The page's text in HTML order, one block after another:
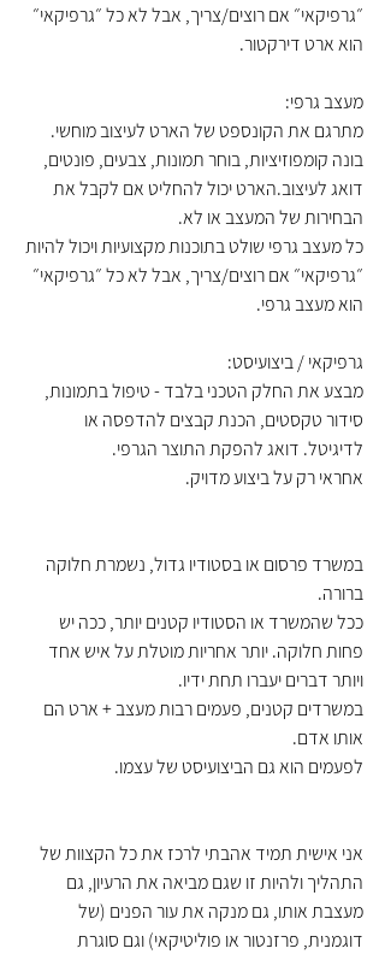
״גרפיקאי״ אם רוצים/צריך, אבל לא כל ״גרפיקאי״
הוא ארט דירקטור.
מעצב גרפי:
מתרגם את הקונספט של הארט לעיצוב מוחשי.
בונה קומפוזיציות, בוחר תמונות, צבעים, פונטים,
דואג לעיצוב.הארט יכול להחליט אם לקבל את
הבחירות של המעצב או לא.
כל מעצב גרפי שולט בתוכנות מקצועיות ויכול להיות
״גרפיקאי״ אם רוצים/צריך, אבל לא כל ״גרפיקאי״
הוא מעצב גרפי.
גרפיקאי / ביצועיסט:
מבצע את החלק הטכני בלבד - טיפול בתמונות,
סידור טקסטים, הכנת קבצים להדפסה או
לדיגיטל. דואג להפקת התוצר הגרפי.
אחראי רק על ביצוע מדויק.
במשרד פרסום או בסטודיו גדול, נשמרת חלוקה
ברורה.
ככל שהמשרד או הסטודיו קטנים יותר, ככה יש
פחות חלוקה. יותר אחריות מוטלת על איש אחד
ויותר דברים יעברו תחת ידיו.
במשרדים קטנים, פעמים רבות מעצב + ארט הם
אותו אדם.
לפעמים הוא גם הביצועיסט של עצמו.
אני אישית תמיד אהבתי לרכז את כל הקצוות של
התהליך ולהיות זו שגם מביאה את הרעיון, גם
מעצבת אותו, גם מנקה את עור הפנים (של
דוגמנית, פרזנטור או פוליטיקאי) וגם סוגרת